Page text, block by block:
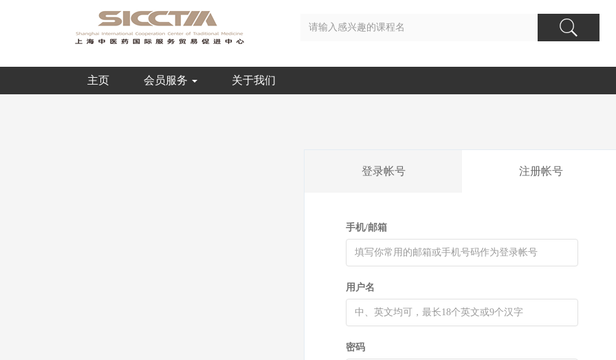
主页 会员服务 关于我们
登录帐号 注册帐号
手机/邮箱
用户名
密码